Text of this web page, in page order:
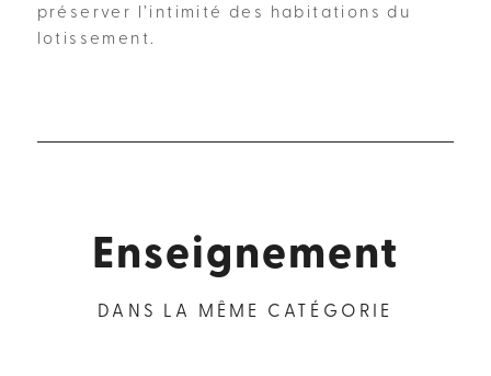
préserver l’intimité des habitations du
lotissement.
Enseignement
DANS LA MÊME CATÉGORIE